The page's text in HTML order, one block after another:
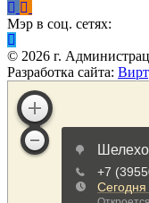
Мэр в соц. сетях:
© 2026 г.
Разработка сайта: